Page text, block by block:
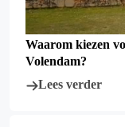
Waarom kiezen
Volendam?
Lees verder